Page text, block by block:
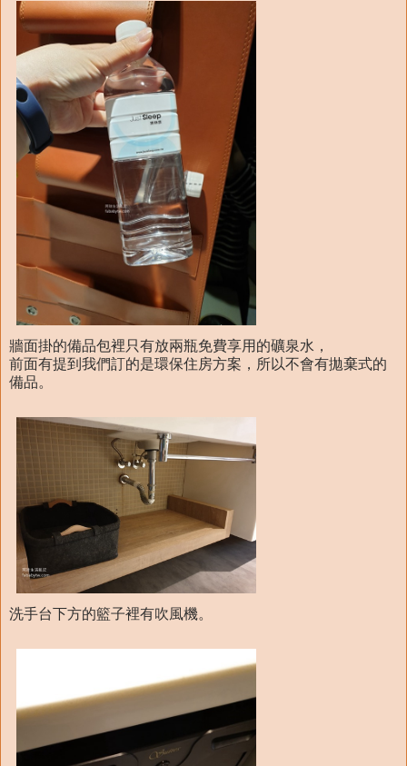
牆面掛的備品包裡只有放兩瓶免費享用的礦泉水，
前面有提到我們訂的是環保住房方案，所以不會有拋棄式的
備品。
洗手台下方的籃子裡有吹風機。